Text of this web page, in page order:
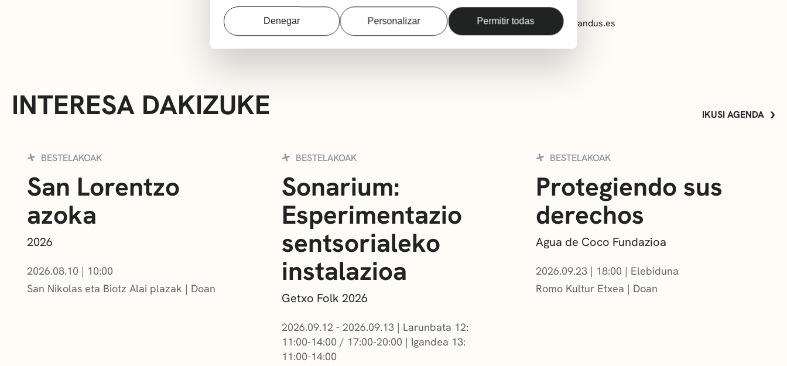
Denegar Personalizar Permitir todas
Ingelesez
Izena emateko (doan): getxo@kidsandus.es / algorta@kidsandus.es
INTERESA DAKIZUKE IKUSI AGENDA
BESTELAKOAK
San Lorentzo
azoka
2026
2026.08.10 | 10:00
San Nikolas eta Biotz Alai plazak
Doan
BESTELAKOAK
Sonarium:
Esperimentazio
sentsorialeko
instalazioa
Getxo Folk 2026
2026.09.12 - 2026.09.13| Larunbata 12:
11:00-14:00 / 17:00-20:00 | Igandea 13:
11:00-14:00
BESTELAKOAK
Protegiendo sus
derechos
Agua de Coco Fundazioa
2026.09.23 | 18:00
Elebiduna
Romo Kultur Etxea
Doan